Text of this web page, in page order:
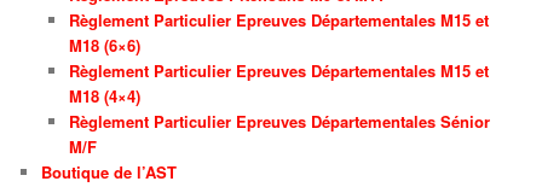
Règlement Particulier Epreuves Départementales M15 et
M18 (6×6)
Règlement Particulier Epreuves Départementales M15 et
M18 (4×4)
Règlement Particulier Epreuves Départementales Sénior
M/F
Boutique de l’AST